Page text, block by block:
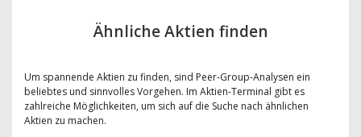
Ähnliche Aktien finden
Um spannende Aktien zu finden, sind Peer-Group-Analysen ein
beliebtes und sinnvolles Vorgehen. Im Aktien-Terminal gibt es
zahlreiche Möglichkeiten, um sich auf die Suche nach ähnlichen
Aktien zu machen.